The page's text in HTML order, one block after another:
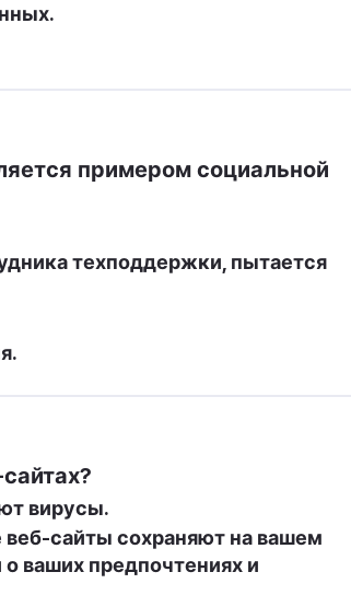
примером социальной
техподдержки, пытается
вирусы.
сайты сохраняют на вашем
ваших предпочтениях и